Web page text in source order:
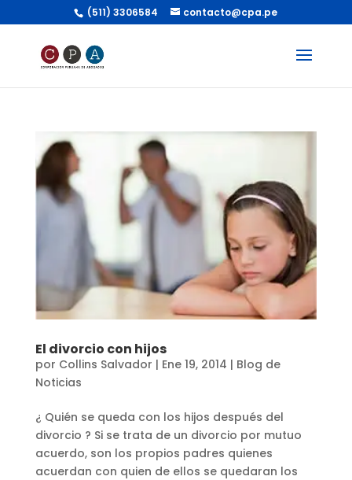
(511) 3306584 contacto@cpa.pe
El divorcio con hijos
por Collins Salvador | Ene 19, 2014 | Blog de
Noticias
¿ Quién se queda con los hijos después del
divorcio ? Si se trata de un divorcio por mutuo
acuerdo, son los propios padres quienes
acuerdan con quien de ellos se quedaran los